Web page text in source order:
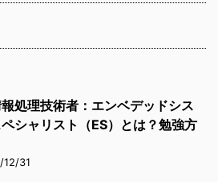
処理技術者：エンベデッドシス
シャリスト（ES）とは？勉強方
31